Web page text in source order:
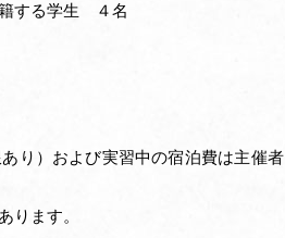
する学生 ４名
り）および実習中の宿泊費は主催者
ります。